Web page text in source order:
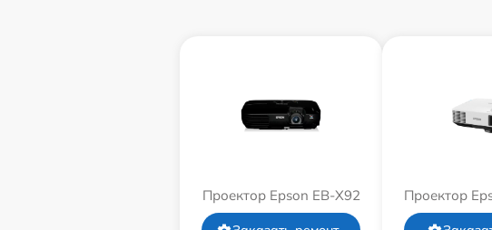
Проектор Epson EB-X92 Проектор